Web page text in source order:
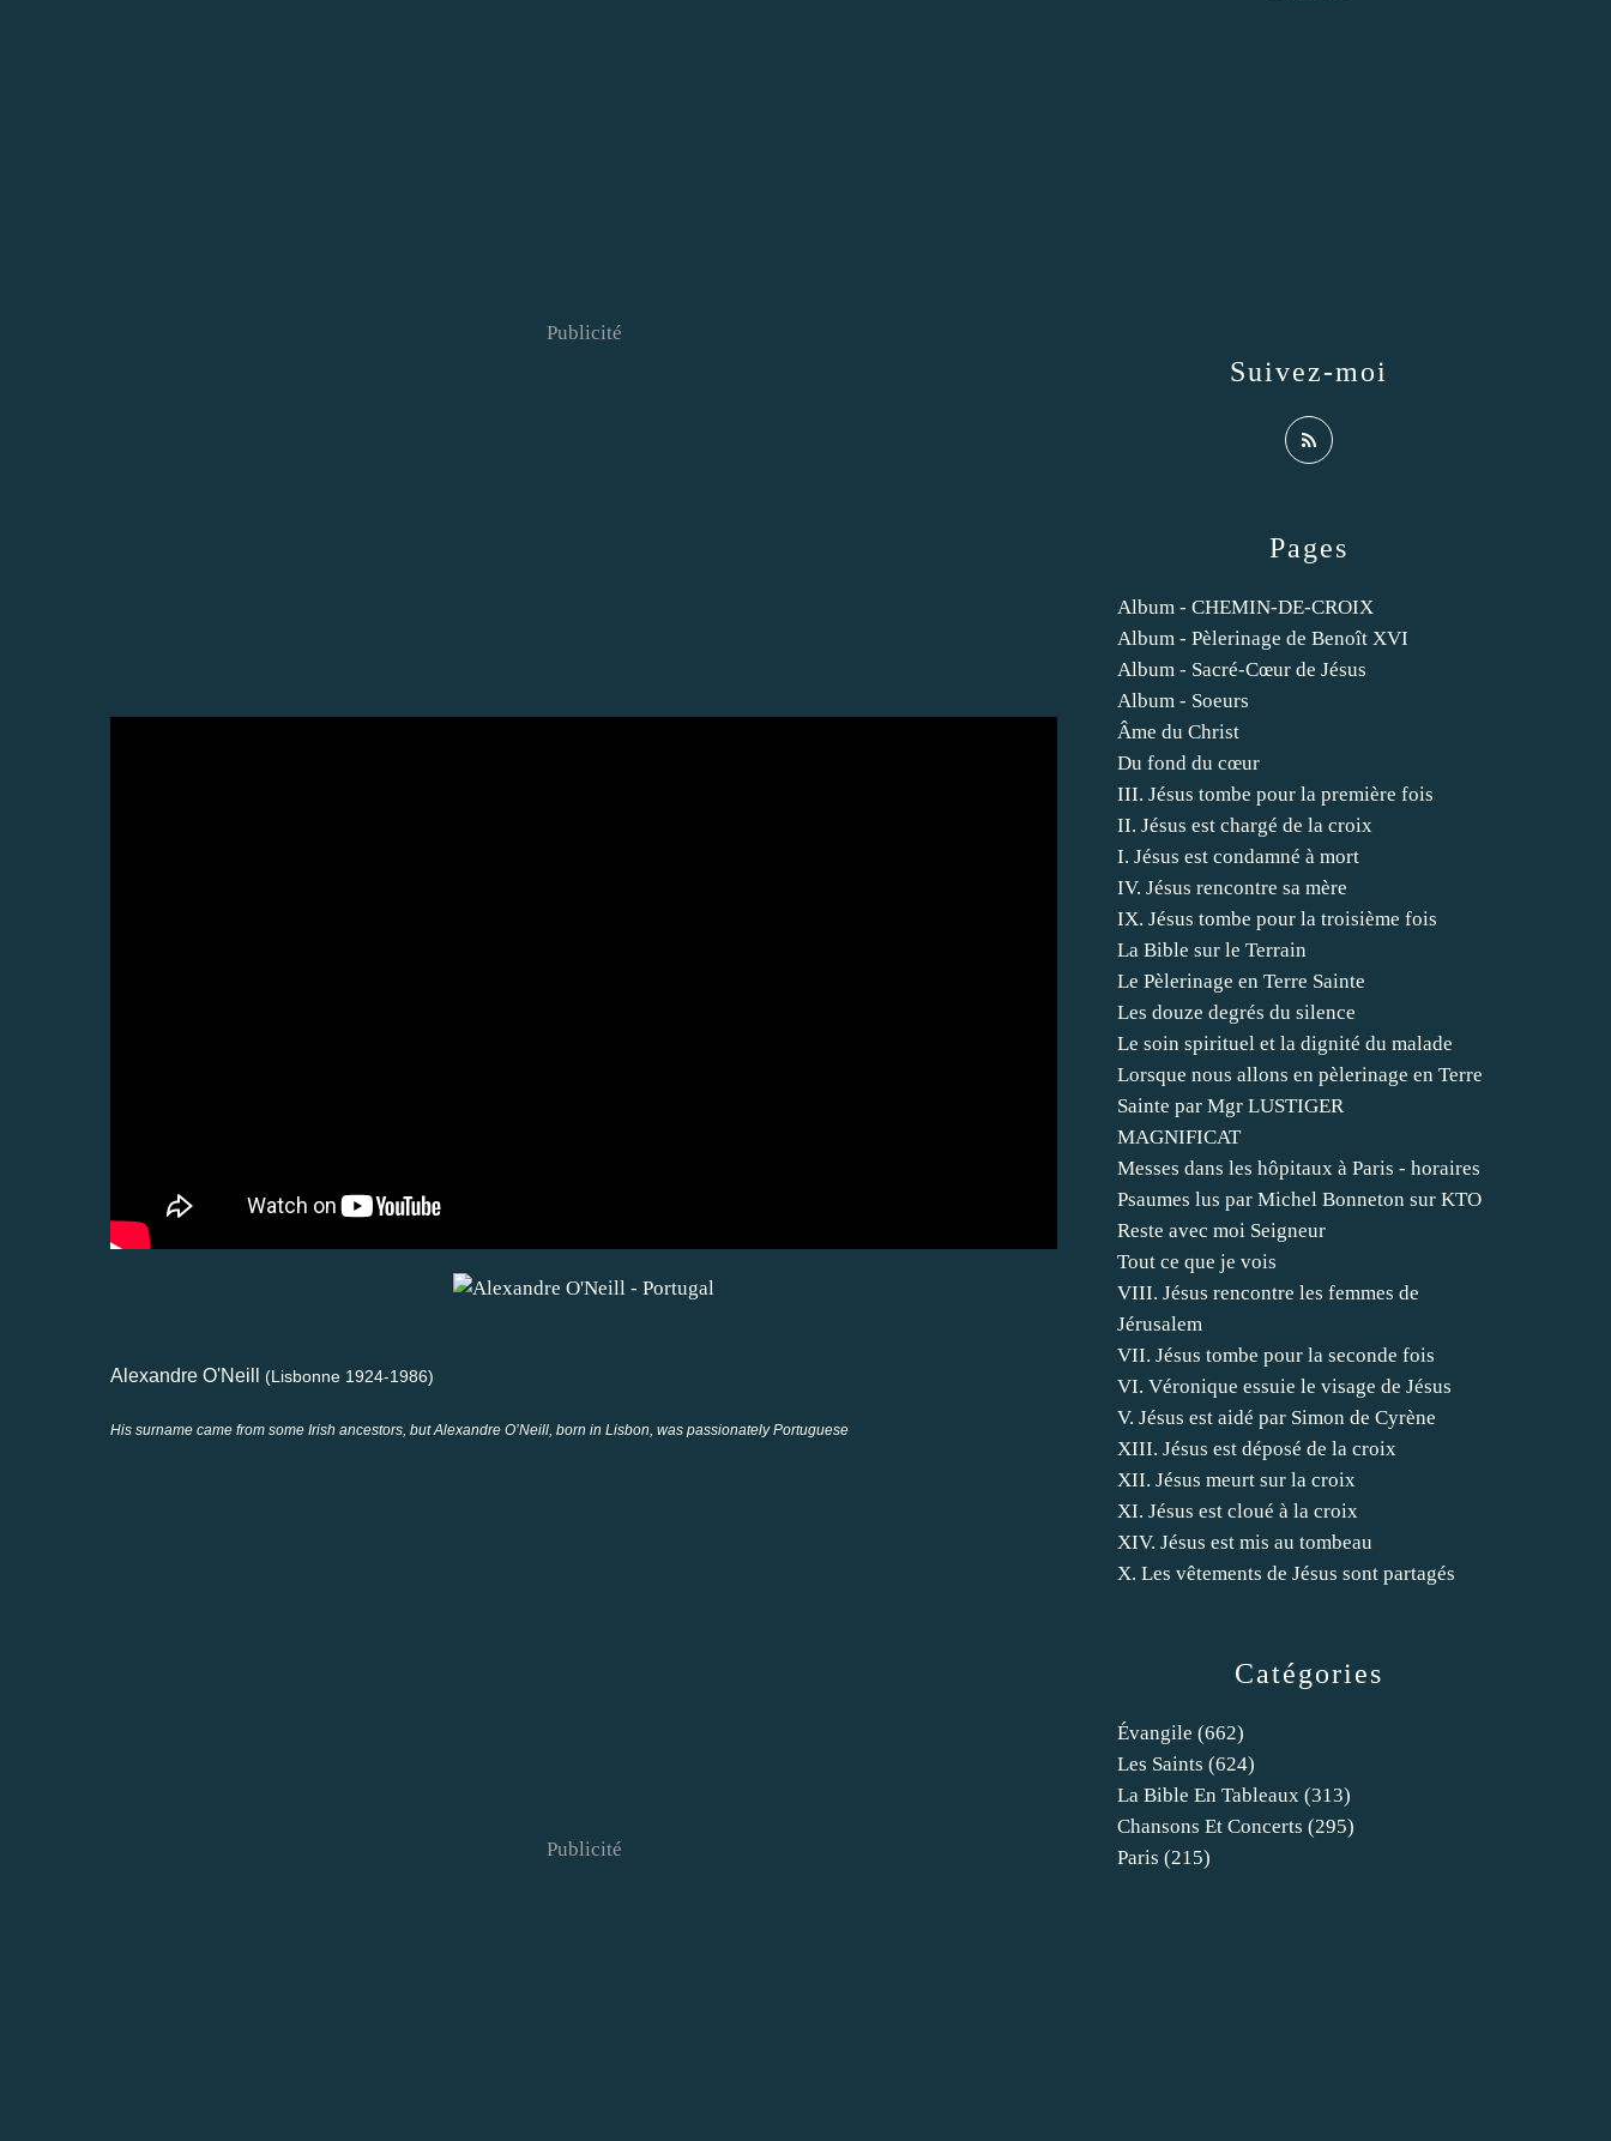
Publicité
Alexandre O'Neill (Lisbonne 1924-1986)
His surname came from some Irish ancestors, but Alexandre O’Neill, born in Lisbon, was passionately Portuguese
Publicité
Catégories
Évangile (662)
Les Saints (624)
La Bible En Tableaux (313)
Chansons Et Concerts (295)
Paris (215)
Pages
Album - CHEMIN-DE-CROIX
Album - Pèlerinage de Benoît XVI
Album - Sacré-Cœur de Jésus
Album - Soeurs
Âme du Christ
Du fond du cœur
III. Jésus tombe pour la première fois
II. Jésus est chargé de la croix
I. Jésus est condamné à mort
IV. Jésus rencontre sa mère
IX. Jésus tombe pour la troisième fois
La Bible sur le Terrain
Le Pèlerinage en Terre Sainte
Les douze degrés du silence
Le soin spirituel et la dignité du malade
Lorsque nous allons en pèlerinage en Terre
Sainte par Mgr LUSTIGER
MAGNIFICAT
Messes dans les hôpitaux à Paris - horaires
Psaumes lus par Michel Bonneton sur KTO
Reste avec moi Seigneur
Tout ce que je vois
VIII. Jésus rencontre les femmes de
Jérusalem
VII. Jésus tombe pour la seconde fois
VI. Véronique essuie le visage de Jésus
V. Jésus est aidé par Simon de Cyrène
XIII. Jésus est déposé de la croix
XII. Jésus meurt sur la croix
XI. Jésus est cloué à la croix
XIV. Jésus est mis au tombeau
X. Les vêtements de Jésus sont partagés
Suivez-moi